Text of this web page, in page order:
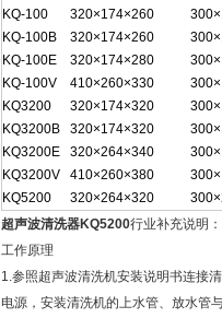
KQ-100
320×174×260
KQ-100B
320×174×260
KQ-100E
320×174×280
KQ-100V
410×260×330
KQ3200
320×174×320
KQ3200B
320×174×320
KQ3200E
320×264×340
KQ3200V
410×260×380
KQ5200
320×264×320
超声波清洗器KQ5200行业补充说明：
工作原理
1.参照超声波清洗机安装说明书连接
电源，安装清洗机的上水管、放水管